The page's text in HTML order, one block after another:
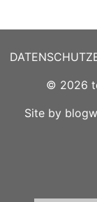
© 2026
Site by